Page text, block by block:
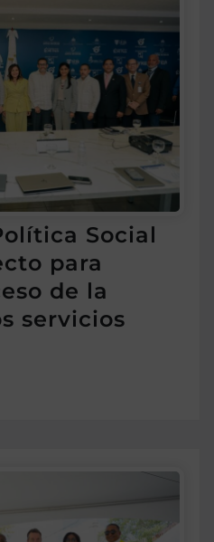
Social
para
de la
servicios